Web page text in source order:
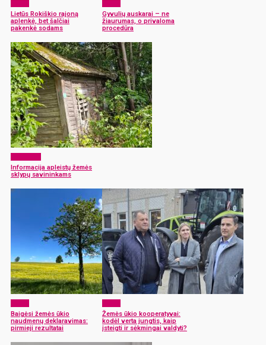
Lietūs Rokiškio rajoną
aplenkė, bet šalčiai
pakenkė sodams
Gyvulių auskarai – ne
žiaurumas, o privaloma
procedūra
Informacija apleistų žemės
sklypų savininkams
Baigėsi žemės ūkio
naudmenų deklaravimas:
pirmieji rezultatai
Žemės ūkio kooperatyvai:
kodėl verta jungtis, kaip
įsteigti ir sėkmingai valdyti?